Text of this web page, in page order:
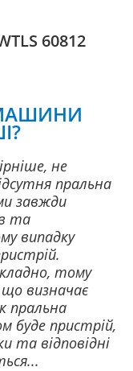
60812
не
пральна
завжди
та
випадку
тому
визначає
пральна
буде пристрій,
та відповідні